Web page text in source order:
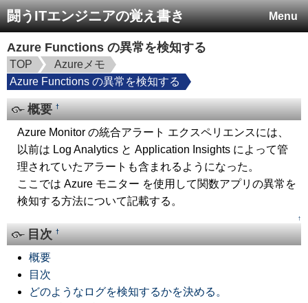
Menu
闘うITエンジニアの覚え書き
Azure Functions の異常を検知する
TOP
Azureメモ
Azure Functions の異常を検知する
概要†
Azure Monitor の統合アラート エクスペリエンスには、
以前は Log Analytics と Application Insights によって管
理されていたアラートも含まれるようになった。
ここでは Azure モニター を使用して関数アプリの異常を
検知する方法について記載する。
↑
目次†
概要
目次
どのようなログを検知するかを決める。